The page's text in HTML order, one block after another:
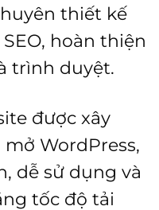
thiết kế
hoàn thiện
trình duyệt.
được xây
WordPress,
dễ sử dụng và
tốc độ tải